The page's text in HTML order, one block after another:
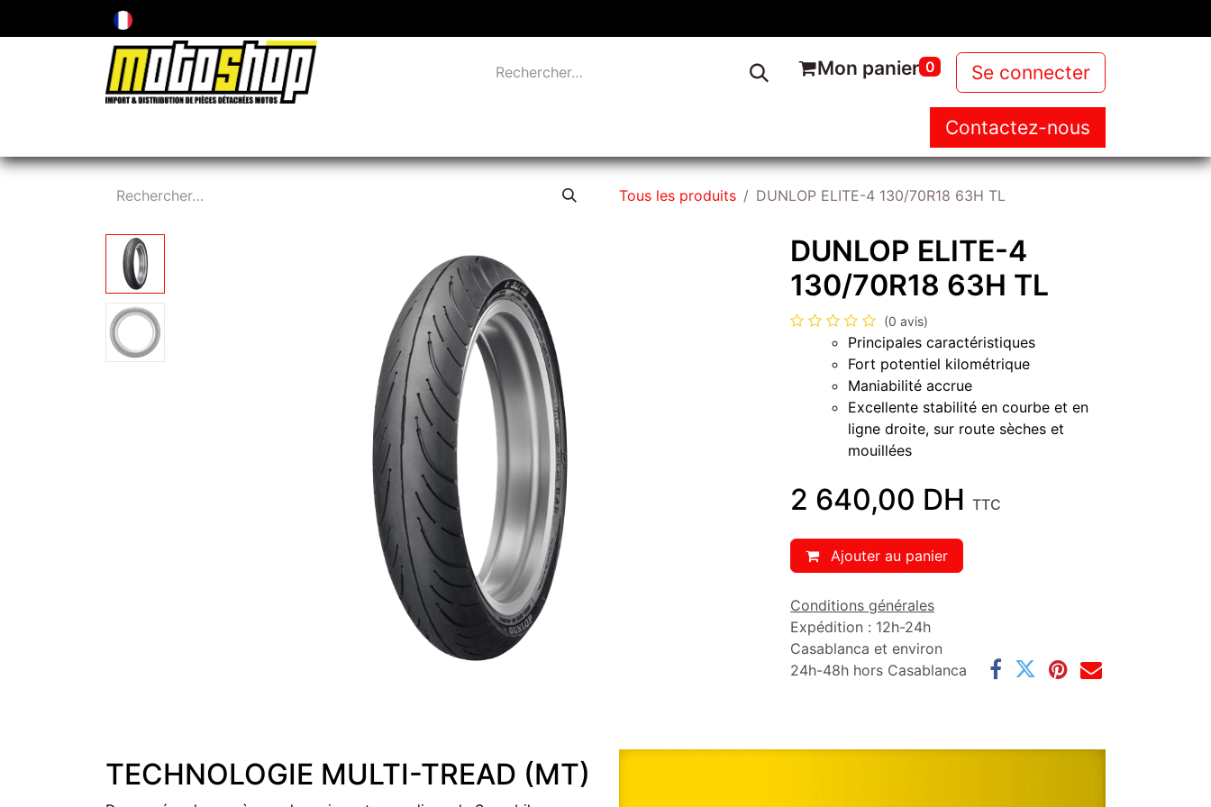
Mon panier 0 Se connecter
NOS PRODUITS NEWS
Contactez-nous
Tous les produits DUNLOP ELITE-4 130/70R18 63H TL
DUNLOP ELITE-4
130/70R18 63H TL
(0 avis)
Principales caractéristiques
Fort potentiel kilométrique
Maniabilité accrue
Excellente stabilité en courbe et en
ligne droite, sur route sèches et
mouillées
2 640,00 DH TTC
Ajouter au panier
Conditions générales
Expédition : 12h-24h
Casablanca et environ
24h-48h hors Casablanca
TECHNOLOGIE MULTI-TREAD (MT)